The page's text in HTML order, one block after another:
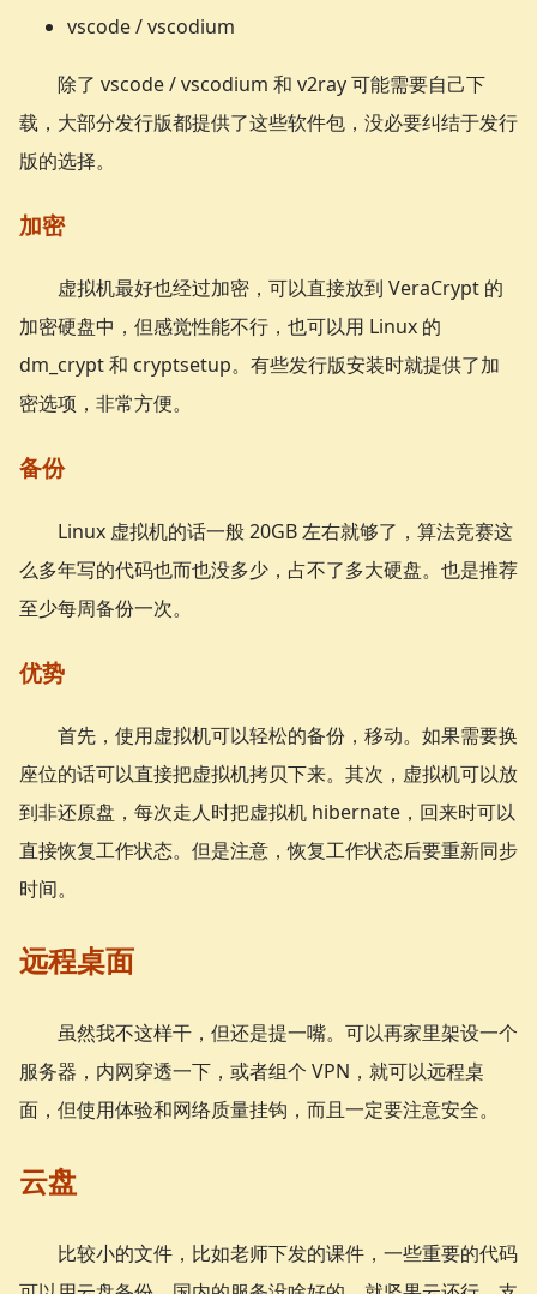
vscode / vscodium
除了 vscode / vscodium 和 v2ray 可能需要自己下
载，大部分发行版都提供了这些软件包，没必要纠结于发行
版的选择。
加密
虚拟机最好也经过加密，可以直接放到 VeraCrypt 的
加密硬盘中，但感觉性能不行，也可以用 Linux 的
dm_crypt 和 cryptsetup。有些发行版安装时就提供了加
密选项，非常方便。
备份
Linux 虚拟机的话一般 20GB 左右就够了，算法竞赛这
么多年写的代码也而也没多少，占不了多大硬盘。也是推荐
至少每周备份一次。
优势
首先，使用虚拟机可以轻松的备份，移动。如果需要换
座位的话可以直接把虚拟机拷贝下来。其次，虚拟机可以放
到非还原盘，每次走人时把虚拟机 hibernate，回来时可以
直接恢复工作状态。但是注意，恢复工作状态后要重新同步
时间。
远程桌面
虽然我不这样干，但还是提一嘴。可以再家里架设一个
服务器，内网穿透一下，或者组个 VPN，就可以远程桌
面，但使用体验和网络质量挂钩，而且一定要注意安全。
云盘
比较小的文件，比如老师下发的课件，一些重要的代码